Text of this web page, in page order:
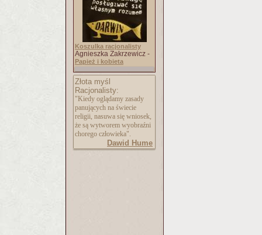
Koszulka racjonalisty
Agnieszka Zakrzewicz -
Papież i kobieta
Złota myśl
Racjonalisty:
"Kiedy oglądamy zasady
panujących na świecie
religii, nasuwa się wniosek,
że są wytworem wyobraźni
chorego człowieka".
Dawid Hume